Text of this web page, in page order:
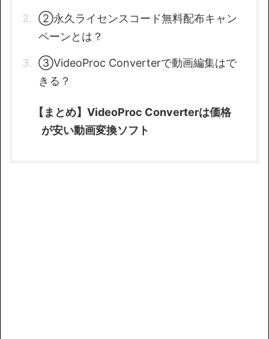
②永久ライセンスコード無料配布キャン
ペーンとは？
③VideoProc Converterで動画編集はで
きる？
【まとめ】VideoProc Converterは価格
が安い動画変換ソフト